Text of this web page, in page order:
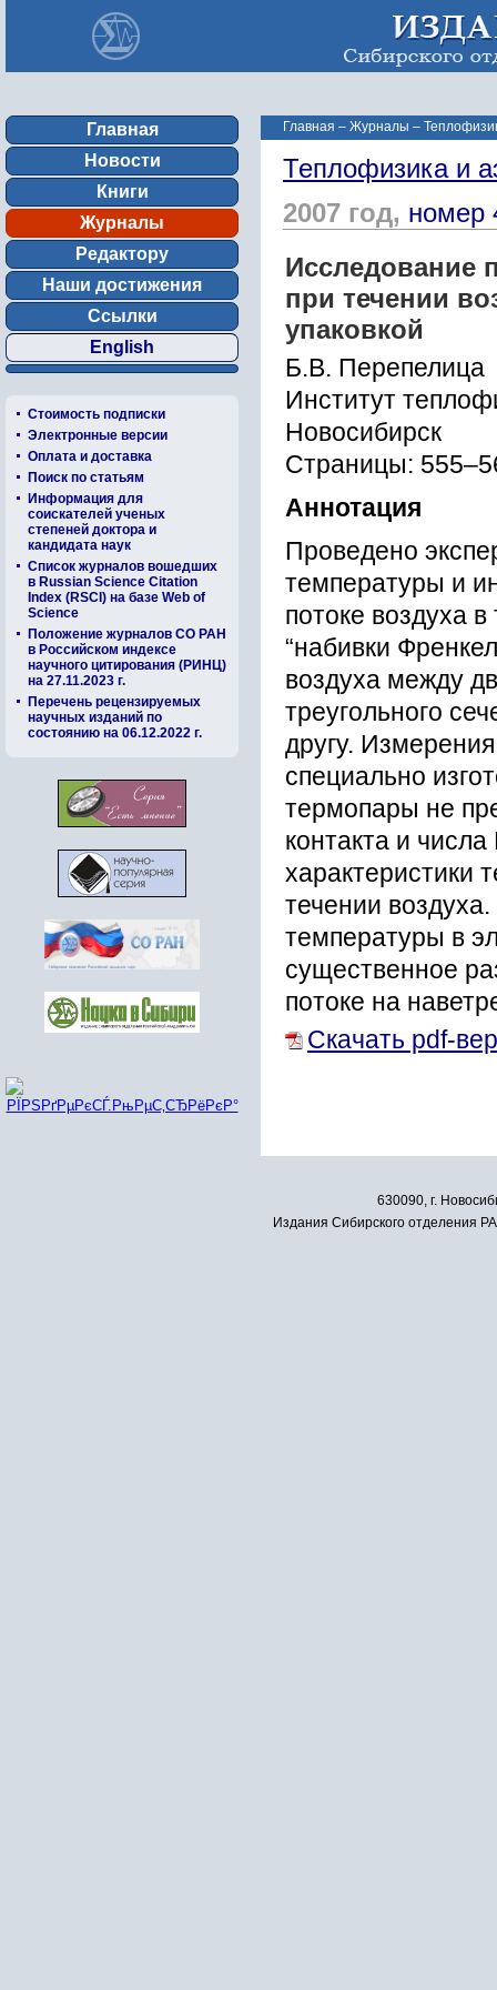
Главная
Новости
Книги
Журналы
Редактору
Наши достижения
Ссылки
English
Стоимость подписки
Электронные версии
Оплата и доставка
Поиск по статьям
Информация для
соискателей ученых
степеней доктора и
кандидата наук
Список журналов вошедших
в Russian Science Citation
Index (RSCI) на базе Web of
Science
Положение журналов СО РАН
в Российском индексе
научного цитирования (РИНЦ)
на 27.11.2023 г.
Перечень рецензируемых
научных изданий по
состоянию на 06.12.2022 г.
Главная – Журналы –
Теплофизика и
2007 год, номер
Исследование
при течении
упаковкой
Б.В. Перепелица
Институт
Новосибирск
Страницы:
Аннотация
Проведено
температуры и
потоке воздуха
“набивки
воздуха между
треугольного
другу.
специально
термопары не
контакта и
характеристики
течении
температуры в
существенное
потоке на
Скачать pdf-
630090, г.
Издания Сибирского отделения